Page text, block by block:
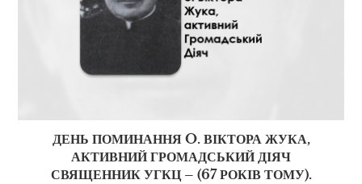
ДЕНЬ ПОМИНАННЯ O. ВІКТОРА ЖУКА,
АКТИВНИЙ ГРОМАДСЬКИЙ ДІЯЧ
СВЯЩЕННИК УГКЦ – (67 РОКІВ ТОМУ).